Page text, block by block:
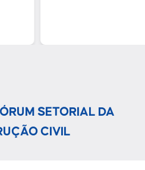
SETORIAL DA
CIVIL